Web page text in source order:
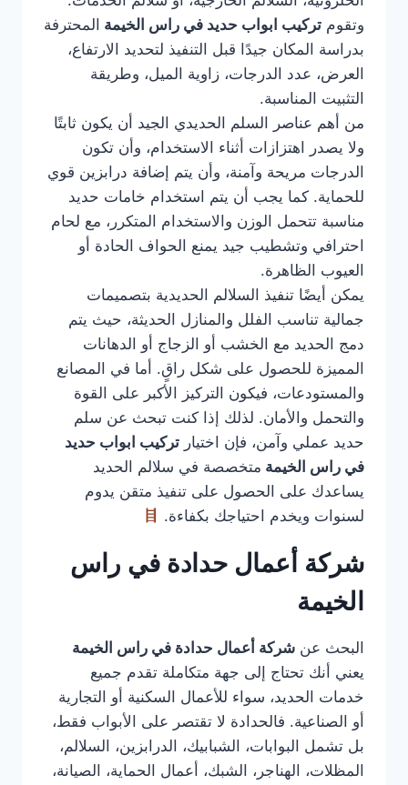
وتقوم تركيب ابواب حديد في راس الخيمة المحترفة
بدراسة المكان جيدًا قبل التنفيذ لتحديد الارتفاع،
العرض، عدد الدرجات، زاوية الميل، وطريقة
التثبيت المناسبة.
من أهم عناصر السلم الحديدي الجيد أن يكون ثابتًا
ولا يصدر اهتزازات أثناء الاستخدام، وأن تكون
الدرجات مريحة وآمنة، وأن يتم إضافة درابزين قوي
للحماية. كما يجب أن يتم استخدام خامات حديد
مناسبة تتحمل الوزن والاستخدام المتكرر، مع لحام
احترافي وتشطيب جيد يمنع الحواف الحادة أو
العيوب الظاهرة.
يمكن أيضًا تنفيذ السلالم الحديدية بتصميمات
جمالية تناسب الفلل والمنازل الحديثة، حيث يتم
دمج الحديد مع الخشب أو الزجاج أو الدهانات
المميزة للحصول على شكل راقٍ. أما في المصانع
والمستودعات، فيكون التركيز الأكبر على القوة
والتحمل والأمان. لذلك إذا كنت تبحث عن سلم
حديد عملي وآمن، فإن اختيار تركيب ابواب حديد
في راس الخيمة متخصصة في سلالم الحديد
يساعدك على الحصول على تنفيذ متقن يدوم
لسنوات ويخدم احتياجك بكفاءة.
شركة أعمال حدادة في راس
الخيمة
البحث عن شركة أعمال حدادة في راس الخيمة
يعني أنك تحتاج إلى جهة متكاملة تقدم جميع
خدمات الحديد، سواء للأعمال السكنية أو التجارية
أو الصناعية. فالحدادة لا تقتصر على الأبواب فقط،
بل تشمل البوابات، الشبابيك، الدرابزين، السلالم،
المظلات، الهناجر، الشبك، أعمال الحماية، الصيانة،